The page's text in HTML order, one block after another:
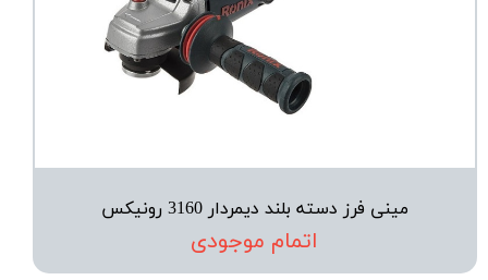
مینی فرز دسته بلند دیمردار 3160 رونیکس
اتمام موجودی